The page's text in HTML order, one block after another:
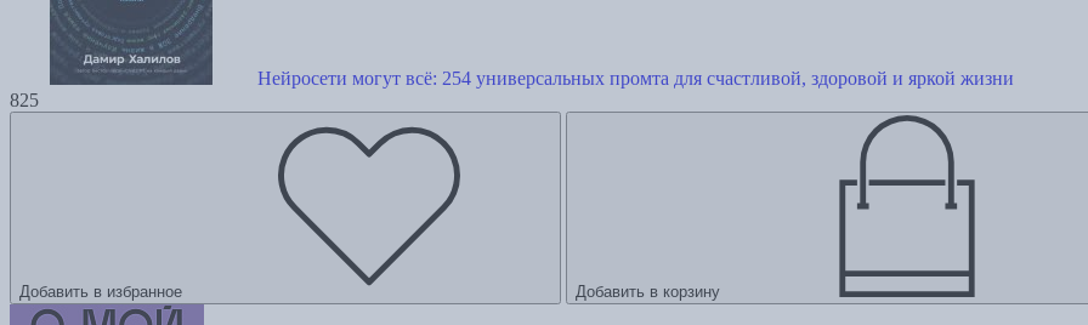
Нейросети могут всё: 254 универсальных промта для счастливой, здоровой и яркой жизни
825
Добавить в избранное Добавить в корзину